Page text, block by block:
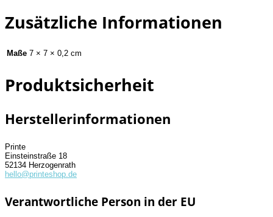
Zusätzliche Informationen
Maße 7 × 7 × 0,2 cm
Produktsicherheit
Herstellerinformationen
Printe
Einsteinstraße 18
52134 Herzogenrath
hello@printeshop.de
Verantwortliche Person in der EU